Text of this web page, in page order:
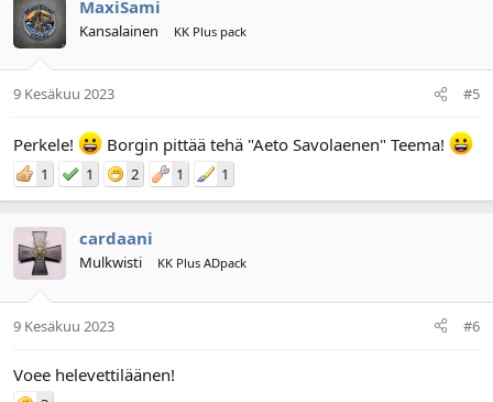
MaxiSami
Kansalainen KK Plus pack
9 Kesäkuu 2023 #5
Perkele! Borgin pittää tehä "Aeto Savolaenen" Teema!
1 1 2 1 1
cardaani
Mulkwisti KK Plus ADpack
9 Kesäkuu 2023 #6
Voee helevettiläänen!